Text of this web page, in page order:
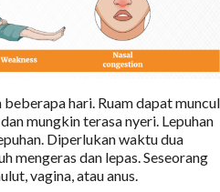
hari. Ruam dapat muncul
mungkin terasa nyeri. Lepuhan
Diperlukan waktu dua
mengeras dan lepas. Seseorang
vagina, atau anus.